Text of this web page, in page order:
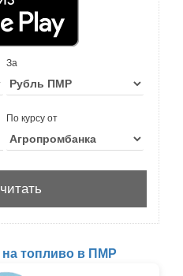
За
По курсу от
на топливо в ПМР